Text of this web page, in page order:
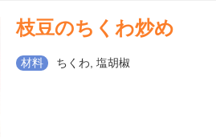
枝豆のちくわ炒め
材料 ちくわ, 塩胡椒